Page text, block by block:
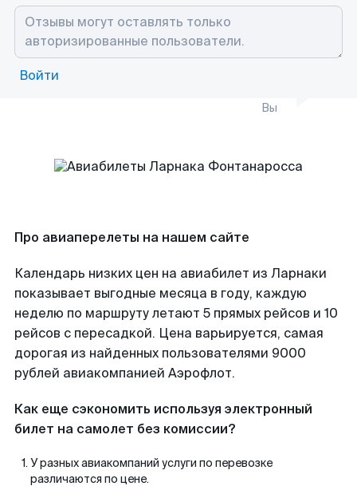
Войти
Вы
Про авиаперелеты на нашем сайте
Календарь низких цен на авиабилет из Ларнаки
показывает выгодные месяца в году, каждую
неделю по маршруту летают 5 прямых рейсов и 10
рейсов с пересадкой. Цена варьируется, самая
дорогая из найденных пользователями 9000
рублей авиакомпанией Аэрофлот.
Как еще сэкономить используя электронный
билет на самолет без комиссии?
У разных авиакомпаний услуги по перевозке
различаются по цене.